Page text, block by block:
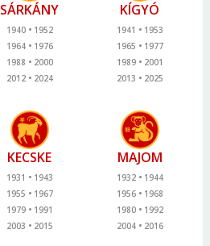
SÁRKÁNY
1940
1952
1964
1976
1988
2000
2012
2024
KÍGYÓ
1941
1953
1965
1977
1989
2001
2013
2025
KECSKE
1931
1943
1955
1967
1979
1991
2003
2015
MAJOM
1932
1944
1956
1968
1980
1992
2004
2016